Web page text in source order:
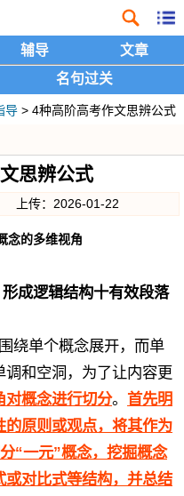
辅导
文章
名句过关
导 > 4种高阶高考作文思辨公式
思辨公式
传：2026-01-22
念的多维视角
成逻辑结构十有效段落
绕单个概念展开，而单
和空洞，为了让内容更
对概念进行切分。 首先明
原则或观点，将其作为
“一元”概念，挖掘概念
对比式等结构，并总结